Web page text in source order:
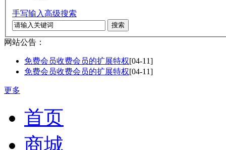
手写输入高级搜索
搜索
网站公告：
免费会员收费会员的扩展特权[04-11]
免费会员收费会员的扩展特权[04-11]
更多
首页
商城